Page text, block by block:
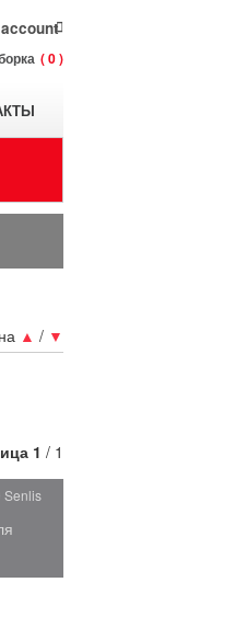
0
▲ / ▼
1 / 1
Senlis